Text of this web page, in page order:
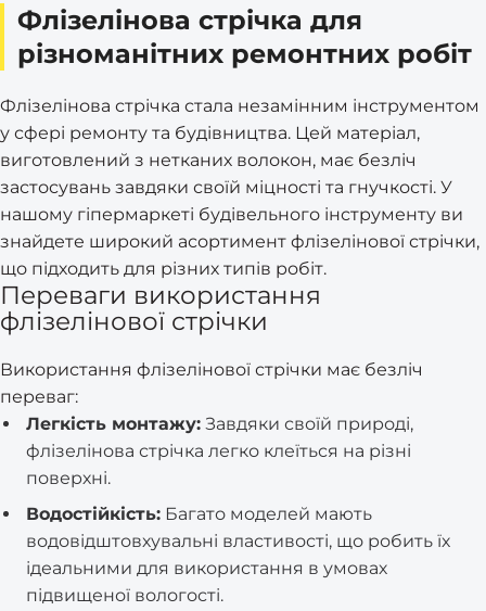
Флізелінова стрічка для
різноманітних ремонтних робіт
Флізелінова стрічка стала незамінним інструментом
у сфері ремонту та будівництва. Цей матеріал,
виготовлений з нетканих волокон, має безліч
застосувань завдяки своїй міцності та гнучкості. У
нашому гіпермаркеті будівельного інструменту ви
знайдете широкий асортимент флізелінової стрічки,
що підходить для різних типів робіт.
Переваги використання
флізелінової стрічки
Використання флізелінової стрічки має безліч
переваг:
Легкість монтажу: Завдяки своїй природі,
флізелінова стрічка легко клеїться на різні
поверхні.
Водостійкість: Багато моделей мають
водовідштовхувальні властивості, що робить їх
ідеальними для використання в умовах
підвищеної вологості.